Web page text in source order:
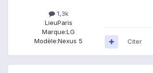
1,3k
LieuParis
Marque:LG
Modèle:Nexus 5 Citer